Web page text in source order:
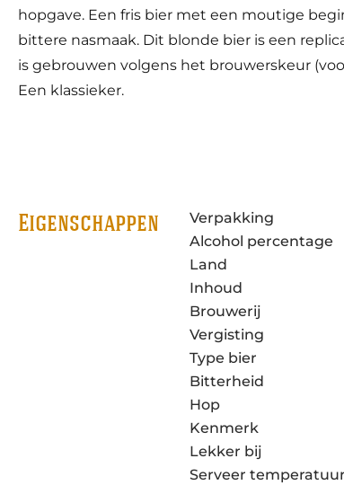
hopgave. Een fris bier met een moutige
bittere nasmaak. Dit blonde bier is een
is gebrouwen volgens het brouwerskeur
Een klassieker.
Eigenschappen Verpakking
Alcohol percentage
Land
Inhoud
Brouwerij
Vergisting
Type bier
Bitterheid
Hop
Kenmerk
Lekker bij
Serveer temperatuur